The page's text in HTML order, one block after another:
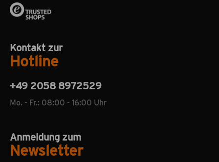
Kontakt zur
Hotline
+49 2058 8972529
Mo. - Fr.: 08:00 - 16:00 Uhr
Anmeldung zum
Newsletter